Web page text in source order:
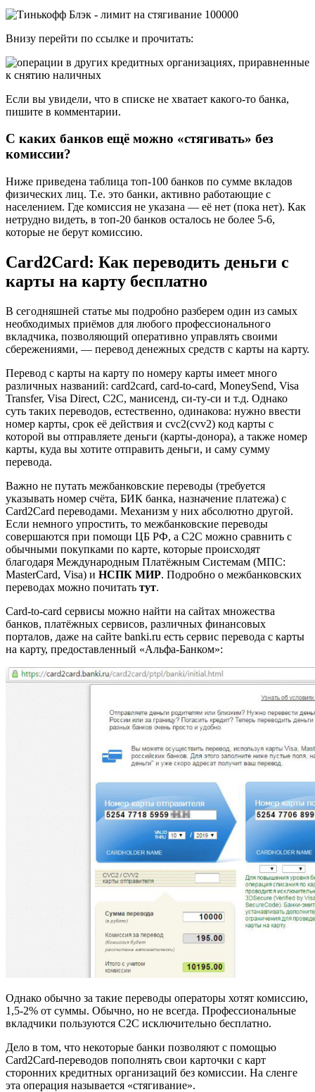
Внизу перейти по ссылке и прочитать:
Если вы увидели, что в списке не хватает какого-то банка,
пишите в комментарии.
С каких банков ещё можно «стягивать» без
комиссии?
Ниже приведена таблица топ-100 банков по сумме вкладов
физических лиц. Т.е. это банки, активно работающие с
населением. Где комиссия не указана — её нет (пока нет). Как
нетрудно видеть, в топ-20 банков осталось не более 5-6,
которые не берут комиссию.
Card2Card: Как переводить деньги с
карты на карту бесплатно
В сегодняшней статье мы подробно разберем один из самых
необходимых приёмов для любого профессионального
вкладчика, позволяющий оперативно управлять своими
сбережениями, — перевод денежных средств с карты на карту.
Перевод с карты на карту по номеру карты имеет много
различных названий: card2card, card-to-card, MoneySend, Visa
Transfer, Visa Direct, C2C, манисенд, cи-ту-cи и т.д. Однако
суть таких переводов, естественно, одинакова: нужно ввести
номер карты, срок её действия и cvc2(cvv2) код карты с
которой вы отправляете деньги (карты-донора), а также номер
карты, куда вы хотите отправить деньги, и саму сумму
перевода.
Важно не путать межбанковские переводы (требуется
указывать номер счёта, БИК банка, назначение платежа) с
Card2Card переводами. Механизм у них абсолютно другой.
Если немного упростить, то межбанковские переводы
совершаются при помощи ЦБ РФ, а С2С можно сравнить с
обычными покупками по карте, которые происходят
благодаря Международным Платёжным Системам (МПС:
MasterCard, Visa) и НСПК МИР. Подробно о межбанковских
переводах можно почитать тут.
Card-to-card сервисы можно найти на сайтах множества
банков, платёжных сервисов, различных финансовых
порталов, даже на сайте banki.ru есть сервис перевода с карты
на карту, предоставленный «Альфа-Банком»:
Однако обычно за такие переводы операторы хотят комиссию,
1,5-2% от суммы. Обычно, но не всегда. Профессиональные
вкладчики пользуются С2С исключительно бесплатно.
Дело в том, что некоторые банки позволяют с помощью
Card2Card-переводов пополнять свои карточки с карт
сторонних кредитных организаций без комиссии. На сленге
эта операция называется «стягивание».